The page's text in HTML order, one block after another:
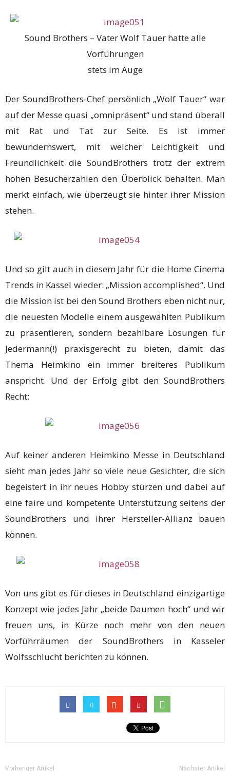
Sound Brothers – Vater Wolf Tauer hatte alle
Vorführungen
stets im Auge
Der SoundBrothers-Chef persönlich „Wolf Tauer“ war
auf der Messe quasi „omnipräsent“ und stand überall
mit Rat und Tat zur Seite. Es ist immer
bewundernswert, mit welcher Leichtigkeit und
Freundlichkeit die SoundBrothers trotz der extrem
hohen Besucherzahlen den Überblick behalten. Man
merkt einfach, wie überzeugt sie hinter ihrer Mission
stehen.
Und so gilt auch in diesem Jahr für die Home Cinema
Trends in Kassel wieder: „Mission accomplished“. Und
die Mission ist bei den Sound Brothers eben nicht nur,
die neuesten Modelle einem ausgewählten Publikum
zu präsentieren, sondern bezahlbare Lösungen für
Jedermann(!) praxisgerecht zu bieten, damit das
Thema Heimkino ein immer breiteres Publikum
anspricht. Und der Erfolg gibt den SoundBrothers
Recht:
Auf keiner anderen Heimkino Messe in Deutschland
sieht man jedes Jahr so viele neue Gesichter, die sich
begeistert in ihr neues Hobby stürzen und dabei auf
eine faire und kompetente Unterstützung seitens der
SoundBrothers und ihrer Hersteller-Allianz bauen
können.
Von uns gibt es für dieses in Deutschland einzigartige
Konzept wie jedes Jahr „beide Daumen hoch“ und wir
freuen uns, in Kürze noch mehr von den neuen
Vorführräumen der SoundBrothers in Kasseler
Wolfsschlucht berichten zu können.
Vorheriger Artikel Nächster Artikel